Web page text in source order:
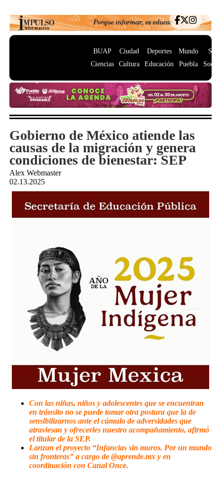
BUAP
Ciencias
Ciudad
Cultura
Deportes
Educación
Mundo
Puebla
Gobierno de México atiende las
causas de la migración y genera
condiciones de bienestar: SEP
Alex Webmaster
02.13.2025
Con las niñas, niños y adolescentes que se encuentran
en tránsito no se puede tomar otra postura que la de
sensibilizarnos ante el cúmulo de adversidades que
atraviesan y ofrecerles nuestro acompañamiento, afirmó
el titular de la SEP.
Lanzan el proyecto “Infancias sin muros. Por un mundo
sin fronteras” a cargo de @aprende.mx y en
coordinación con Canal Once.